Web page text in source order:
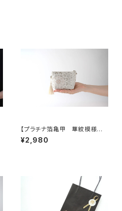
【プラチナ箔亀甲 華紋模様
シルク帯リメイク ミニポーチ】
カードケース、ポーチ小さめ、ジ
¥2,980